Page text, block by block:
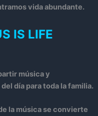
vida abundante.
IS LIFE
música y
día para toda la familia.
la música se convierte